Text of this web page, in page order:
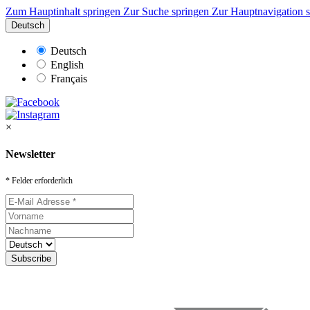
Zum Hauptinhalt springen Zur Suche springen Zur Hauptnavigation
Deutsch
Deutsch
English
Français
×
Newsletter
* Felder erforderlich